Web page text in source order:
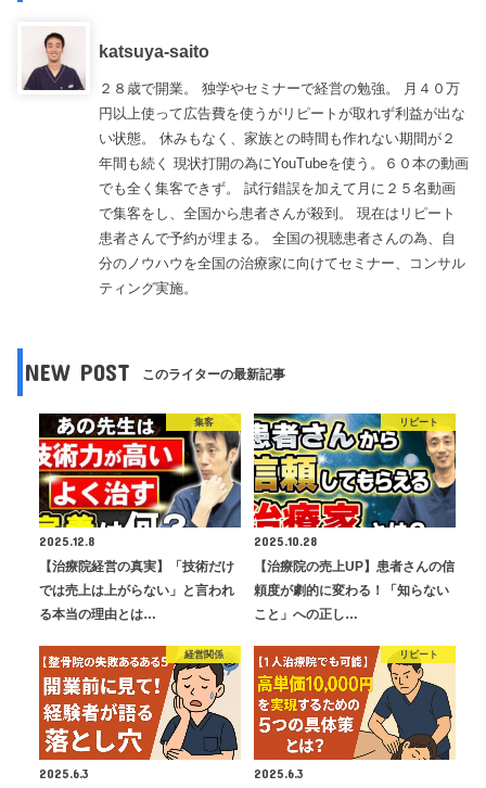
katsuya-saito
２８歳で開業。 独学やセミナーで経営の勉強。 月４０万
円以上使って広告費を使うがリピートが取れず利益が出な
い状態。 休みもなく、家族との時間も作れない期間が２
年間も続く 現状打開の為にYouTubeを使う。６０本の動画
でも全く集客できず。 試行錯誤を加えて月に２５名動画
で集客をし、全国から患者さんが殺到。 現在はリピート
患者さんで予約が埋まる。 全国の視聴患者さんの為、自
分のノウハウを全国の治療家に向けてセミナー、コンサル
ティング実施。
NEW POST このライターの最新記事
集客
2025.12.8
【治療院経営の真実】「技術だけ
では売上は上がらない」と言われ
る本当の理由とは…
リピート
2025.10.28
【治療院の売上UP】患者さんの信
頼度が劇的に変わる！「知らない
こと」への正し…
経営関係
2025.6.3
リピート
2025.6.3